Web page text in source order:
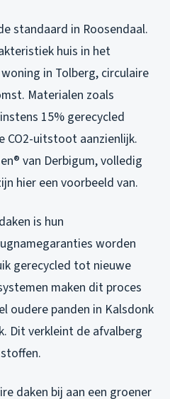
standaard in Roosendaal.
huis in het
in Tolberg, circulaire
Materialen zoals
15% gerecycled
CO2-uitstoot aanzienlijk.
van Derbigum, volledig
hier een voorbeeld van.
is hun
worden
gerecycled tot nieuwe
maken dit proces
oudere panden in Kalsdonk
Dit verkleint de afvalberg
daken bij aan een groener